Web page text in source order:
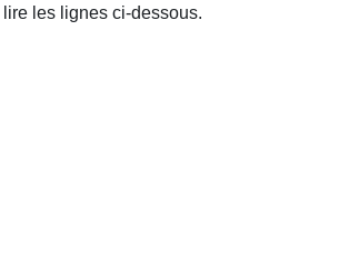
les lignes ci-dessous.